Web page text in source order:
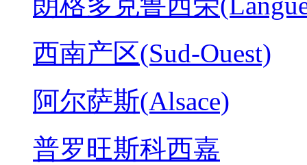
西南产区(Sud-Ouest)
阿尔萨斯(Alsace)
普罗旺斯科西嘉